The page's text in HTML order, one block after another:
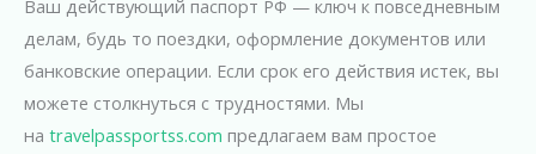
Ваш действующий паспорт РФ — ключ к повседневным
делам, будь то поездки, оформление документов или
банковские операции. Если срок его действия истек, вы
можете столкнуться с трудностями. Мы
на travelpassportss.com предлагаем вам простое